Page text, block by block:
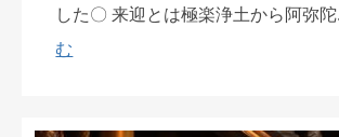
した〇 来迎とは極楽浄土から阿弥
む